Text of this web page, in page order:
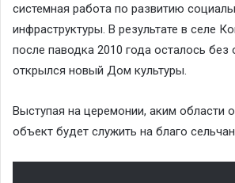
системная работа по развитию
инфраструктуры. В результате в селе
после паводка 2010 года осталось без
открылся новый Дом культуры.
Выступая на церемонии, аким области
объект будет служить на благо